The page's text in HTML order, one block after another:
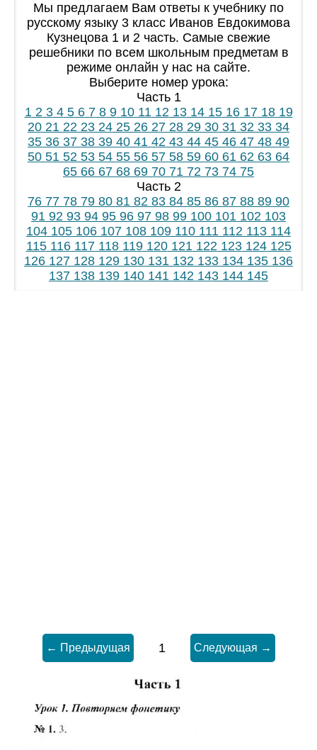
Мы предлагаем Вам ответы к учебнику по
русскому языку 3 класс Иванов Евдокимова
Кузнецова 1 и 2 часть. Самые свежие
решебники по всем школьным предметам в
режиме онлайн у нас на сайте.
Выберите номер урока:
Часть 1
12345678910111213141516171819
20 21 22 23 24 25 26 27 28 29 30 31 32 33 34
35 36 37 38 39 40 41 42 43 44 45 46 47 48 49
50 51 52 53 54 55 56 57 58 59 60 61 62 63 64
65 66 67 68 69 70 71 72 73 74 75
Часть 2
76 77 78 79 80 81 82 83 84 85 86 87 88 89 90
91 92 93 94 95 96 97 98 99 100 101 102 103
104 105 106 107 108 109 110 111 112 113 114
115116117118119120121122123124125
126 127 128 129 130 131 132 133 134 135 136
137 138 139 140 141 142 143 144 145
← Предыдущая 1 Следующая →